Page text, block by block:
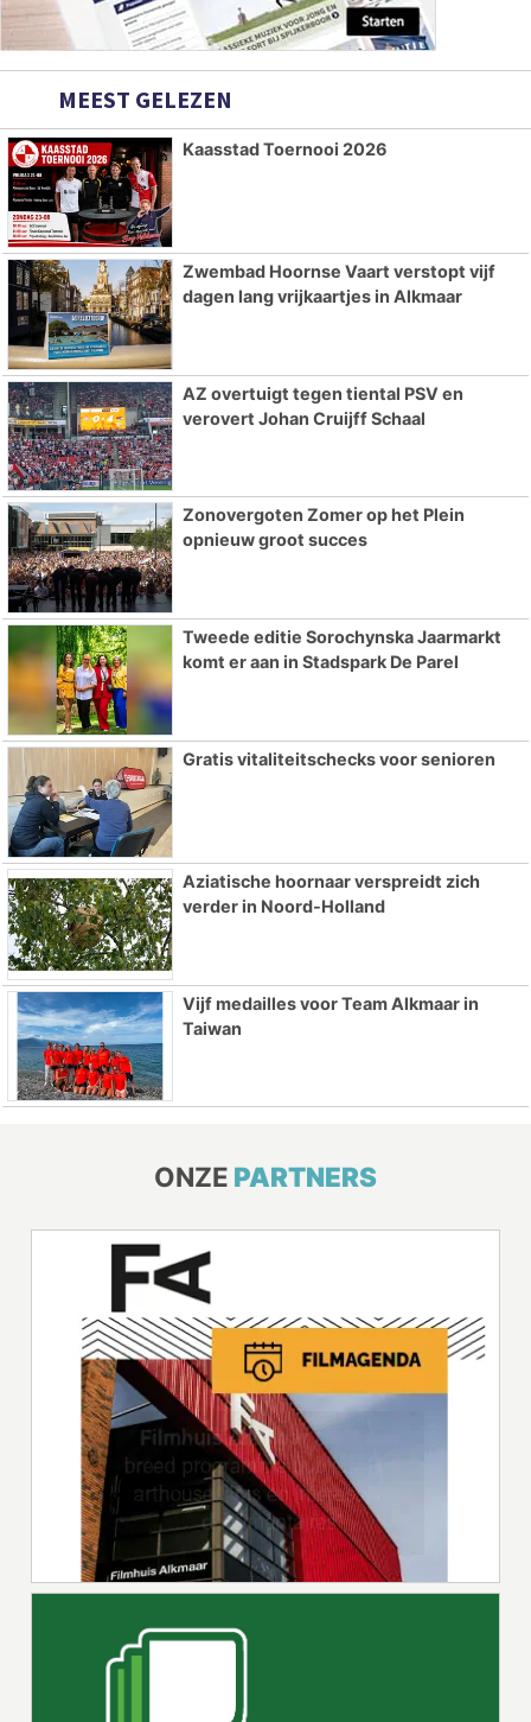
MEEST GELEZEN
Kaasstad Toernooi 2026
Zwembad Hoornse Vaart verstopt vijf
dagen lang vrijkaartjes in Alkmaar
AZ overtuigt tegen tiental PSV en
verovert Johan Cruijff Schaal
Zonovergoten Zomer op het Plein
opnieuw groot succes
Tweede editie Sorochynska Jaarmarkt
komt er aan in Stadspark De Parel
Gratis vitaliteitschecks voor senioren
Aziatische hoornaar verspreidt zich
verder in Noord-Holland
Vijf medailles voor Team Alkmaar in
Taiwan
ONZE PARTNERS